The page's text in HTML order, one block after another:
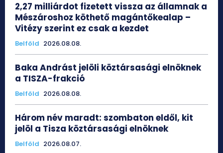
2,27 milliárdot fizetett vissza az államnak a
Mészároshoz köthető magántőkealap –
Vitézy szerint ez csak a kezdet
Belföld 2026.08.08.
Baka Andrást jelöli köztársasági elnöknek
a TISZA-frakció
Belföld 2026.08.08.
Három név maradt: szombaton eldől, kit
jelöl a Tisza köztársasági elnöknek
Belföld 2026.08.07.